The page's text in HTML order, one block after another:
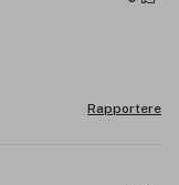
Rapportere